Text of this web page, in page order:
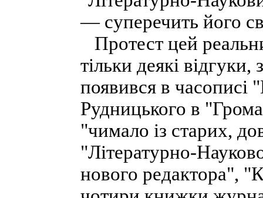
— суперечить його
Протест цей
тільки деякі
появився в
Рудницького в
"чимало із старих,
"Літературно-
нового редактора",